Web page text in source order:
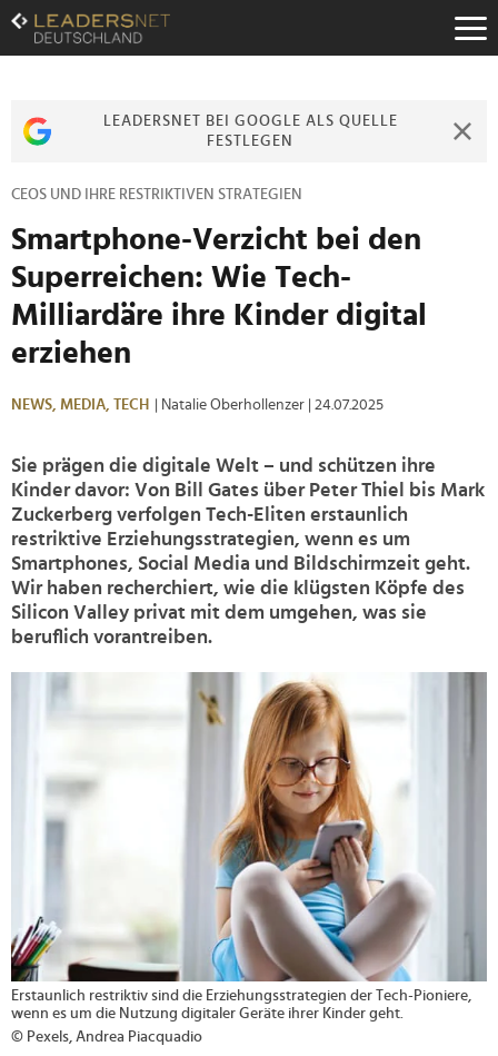
Zum
Inhalt
Zur
Zur
LEADERSNET BEI GOOGLE ALS QUELLE
FESTLEGEN
CEOS UND IHRE RESTRIKTIVEN STRATEGIEN
Smartphone-Verzicht bei den
Superreichen: Wie Tech-
Milliardäre ihre Kinder digital
erziehen
NEWS, MEDIA, TECH | Natalie Oberhollenzer | 24.07.2025
Sie prägen die digitale Welt – und schützen ihre
Kinder davor: Von Bill Gates über Peter Thiel bis Mark
Zuckerberg verfolgen Tech-Eliten erstaunlich
restriktive Erziehungsstrategien, wenn es um
Smartphones, Social Media und Bildschirmzeit geht.
Wir haben recherchiert, wie die klügsten Köpfe des
Silicon Valley privat mit dem umgehen, was sie
beruflich vorantreiben.
Erstaunlich restriktiv sind die Erziehungsstrategien der Tech-Pioniere,
wenn es um die Nutzung digitaler Geräte ihrer Kinder geht.
© Pexels, Andrea Piacquadio